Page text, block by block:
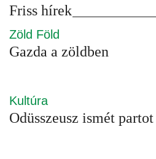
Friss hírek
Zöld Föld
Gazda a zöldben
Kultúra
Odüsszeusz ismét